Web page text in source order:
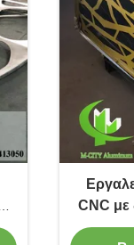
CNC με
με